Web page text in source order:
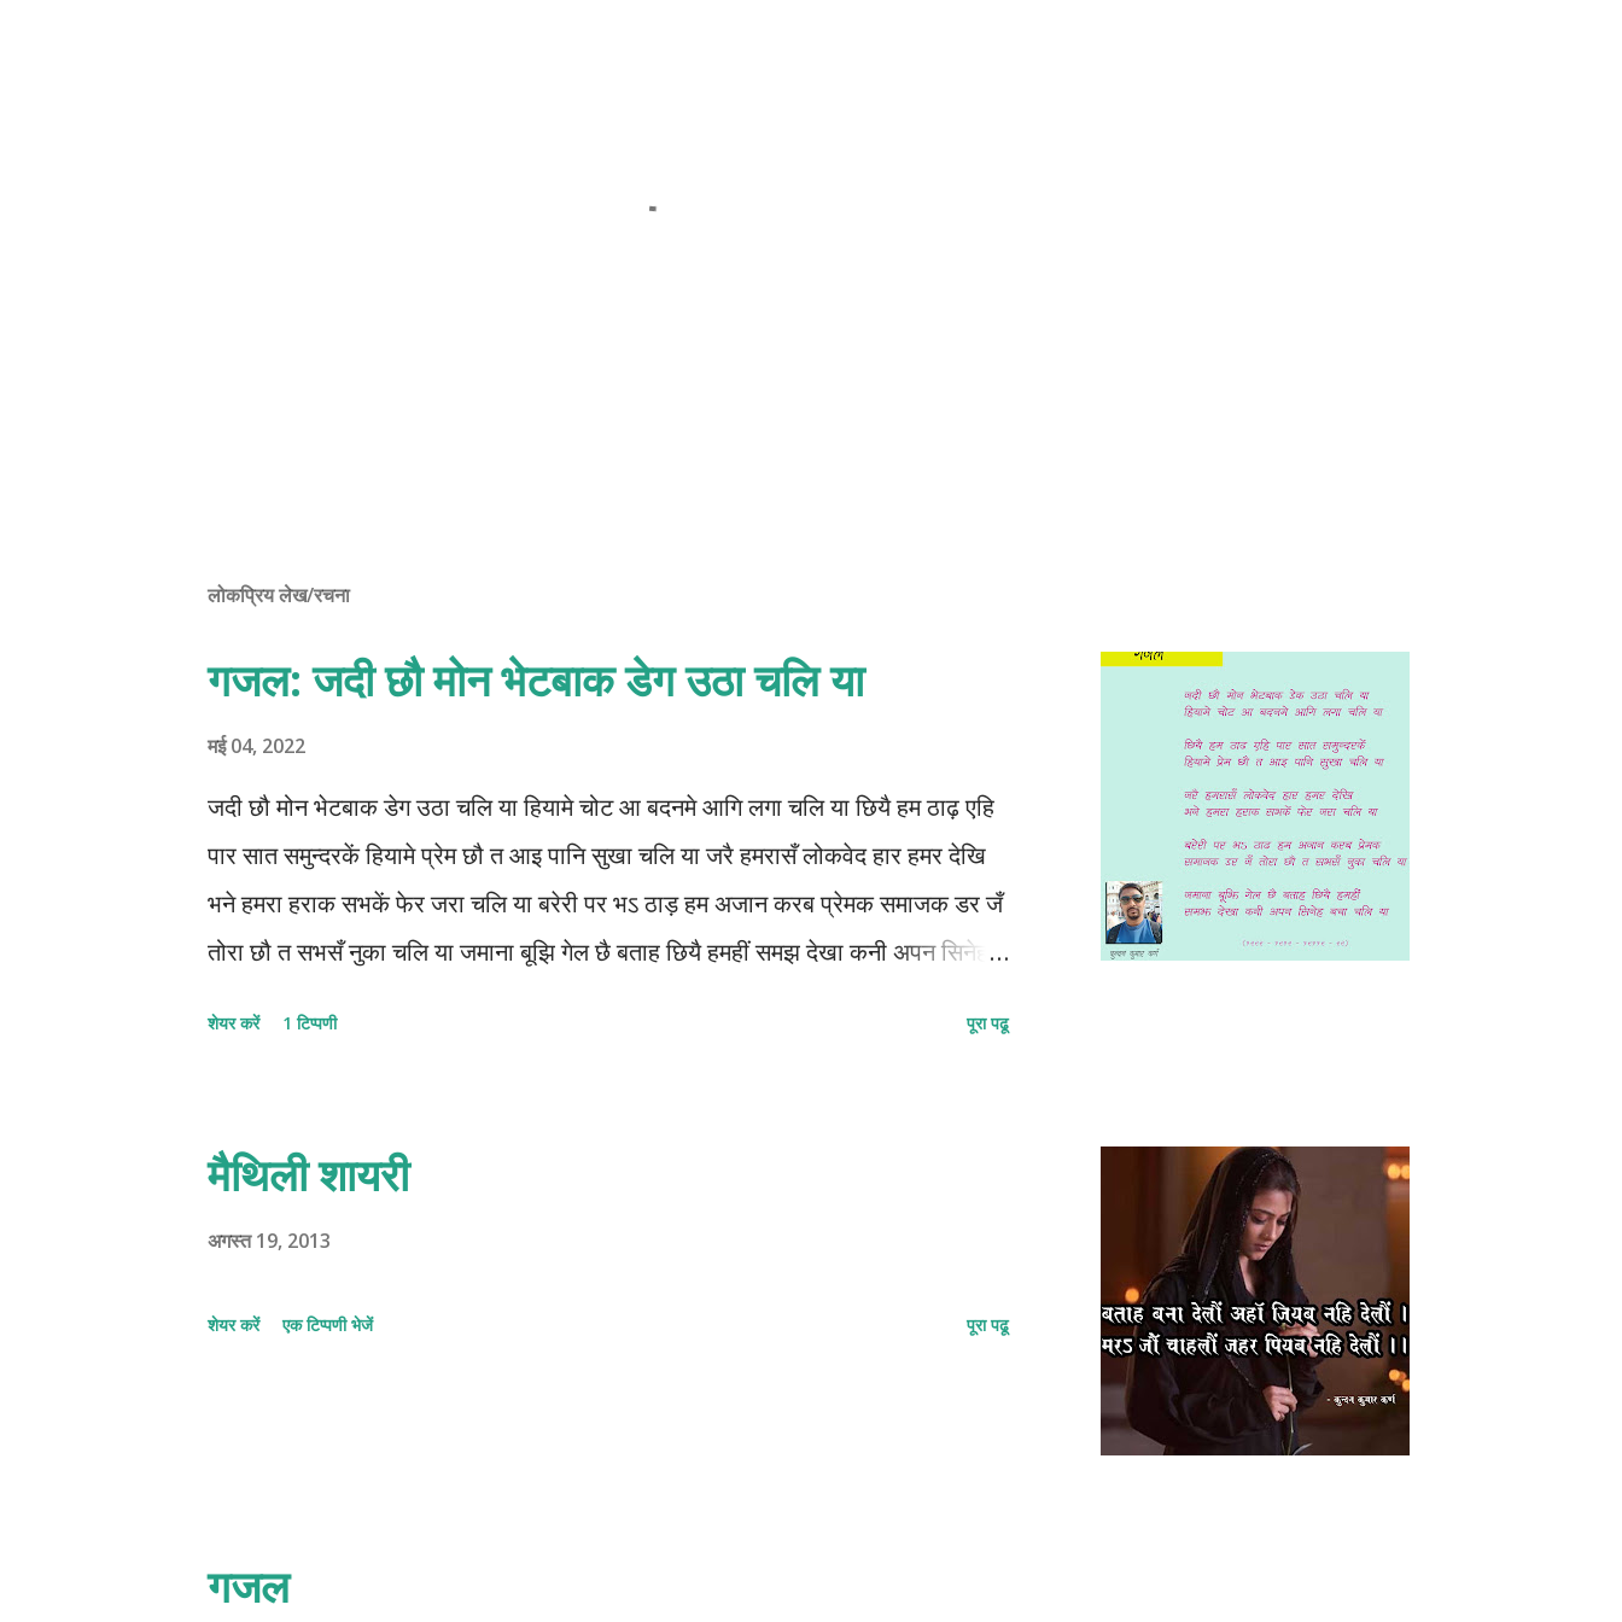
लोकप्रिय लेख/रचना
गजल: जदी छौ मोन भेटबाक डेग उठा चलि या
मई 04, 2022
जदी छौ मोन भेटबाक डेग उठा चलि या हियामे चोट आ बदनमे आगि लगा चलि या छियै हम ठाढ़ एहि
पार सात समुन्दरकें हियामे प्रेम छौ त आइ पानि सुखा चलि या जरै हमरासँ लोकवेद हार हमर देखि
भने हमरा हराक सभकें‌ फेर जरा चलि या बरेरी पर भऽ ठाड़ हम अजान करब प्रेमक समाजक डर जँ
तोरा छौ त सभसँ नुका चलि या जमाना बूझि गेल छै बताह छियै हमहीं समझ देखा कनी अपन सिनेह
शेयर करें 1 टिप्पणी पूरा पढू
मैथिली शायरी
अगस्त 19, 2013
शेयर करें एक टिप्पणी भेजें पूरा पढू
गजल